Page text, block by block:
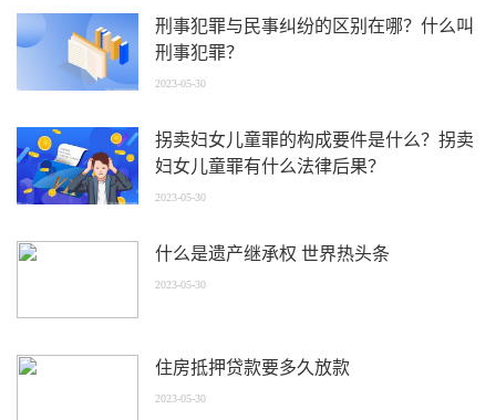
刑事犯罪与民事纠纷的区别在哪？什么叫
刑事犯罪？
2023-05-30
拐卖妇女儿童罪的构成要件是什么？拐卖
妇女儿童罪有什么法律后果？
2023-05-30
什么是遗产继承权 世界热头条
2023-05-30
住房抵押贷款要多久放款
2023-05-30